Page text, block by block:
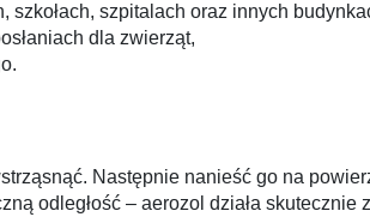
szkołach, szpitalach oraz innych
dla zwierząt,
Następnie nanieść go na
odległość – aerozol działa skutecznie